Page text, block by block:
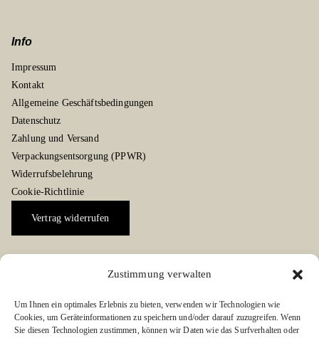
Zustimmung verwalten
Um Ihnen ein optimales Erlebnis zu bieten, verwenden wir Technologien wie
Cookies, um Geräteinformationen zu speichern und/oder darauf zuzugreifen. Wenn
Sie diesen Technologien zustimmen, können wir Daten wie das Surfverhalten oder
Info
Impressum
Kontakt
Allgemeine Geschäftsbedingungen
Datenschutz
Zahlung und Versand
Verpackungsentsorgung (PPWR)
Widerrufsbelehrung
Cookie-Richtlinie
Vertrag widerrufen
Folgen Sie uns auf Facebook oder Instagram: